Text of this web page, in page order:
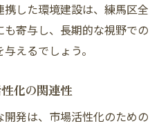
した環境建設は、練馬区全
寄与し、長期的な視野での
えるでしょう。
化の関連性
発は、市場活性化のための